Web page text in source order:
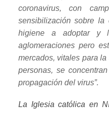
coronavirus, con
sensibilización sobre la
higiene a adoptar y
aglomeraciones pero
mercados, vitales para
personas, se
propagación del virus”.
La Iglesia católica en